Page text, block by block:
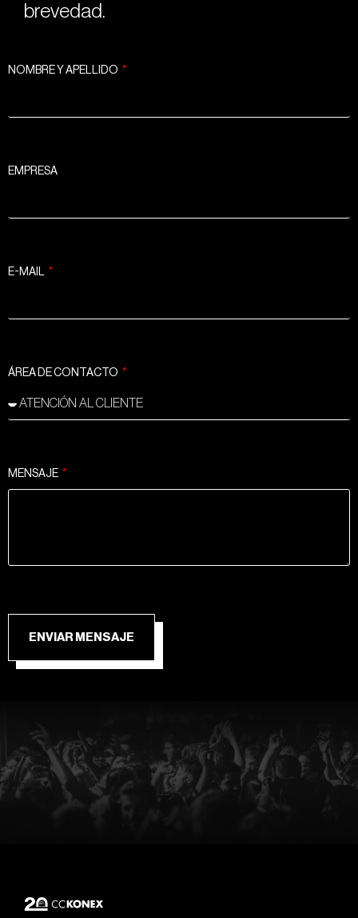
brevedad.
NOMBRE Y APELLIDO
EMPRESA
E-MAIL
ÁREA DE CONTACTO
MENSAJE
ENVIAR MENSAJE